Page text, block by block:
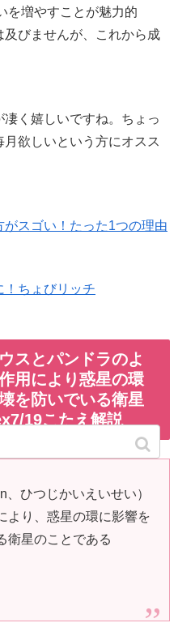
を増やすことが魅力的
びませんが、これから成
く嬉しいですね。ちょっ
欲しいという方にオスス
がスゴい！たった1つの理由
スとパンドラのよ
用により惑星の環
を防いでいる衛星
19こたえ解説
ひつじかいえいせい）
より、惑星の環に影響を
衛星のことである